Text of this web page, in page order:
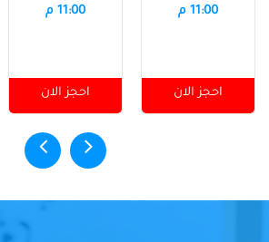
11:00 م
احجز الان
11:00 م
احجز الان